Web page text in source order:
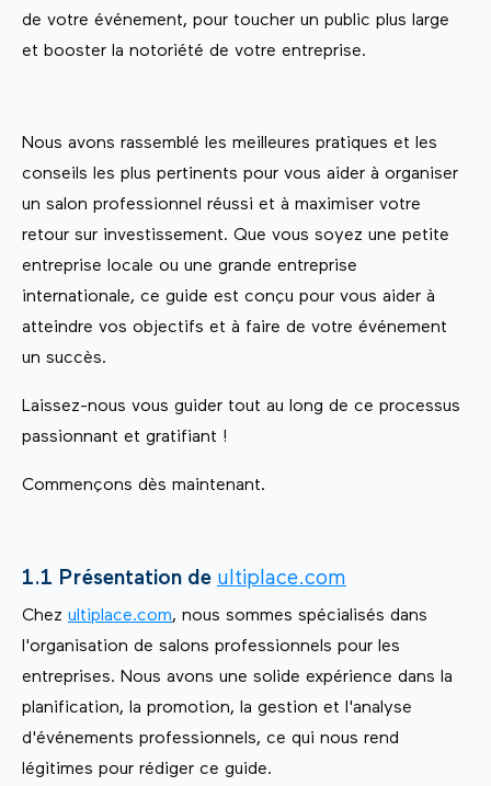
de votre événement, pour toucher un public plus large
et booster la notoriété de votre entreprise.
Nous avons rassemblé les meilleures pratiques et les
conseils les plus pertinents pour vous aider à organiser
un salon professionnel réussi et à maximiser votre
retour sur investissement. Que vous soyez une petite
entreprise locale ou une grande entreprise
internationale, ce guide est conçu pour vous aider à
atteindre vos objectifs et à faire de votre événement
un succès.
Laissez-nous vous guider tout au long de ce processus
passionnant et gratifiant !
Commençons dès maintenant.
1.1 Présentation de ultiplace.com
Chez ultiplace.com, nous sommes spécialisés dans
l'organisation de salons professionnels pour les
entreprises. Nous avons une solide expérience dans la
planification, la promotion, la gestion et l'analyse
d'événements professionnels, ce qui nous rend
légitimes pour rédiger ce guide.